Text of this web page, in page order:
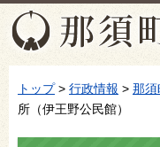
トップ> 行政情報 > 那須
所（伊王野公民館）